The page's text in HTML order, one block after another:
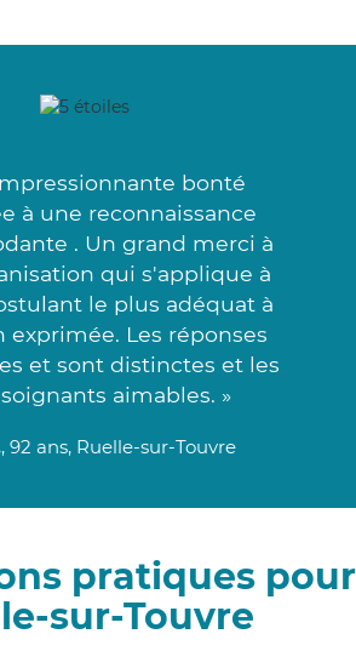
bonté
à une reconnaissance
. Un grand merci à
qui s'applique à
le plus adéquat à
exprimée. Les réponses
et sont distinctes et les
aimables. »
, 92 ans, Ruelle-sur-Touvre
pratiques pour
sur-Touvre